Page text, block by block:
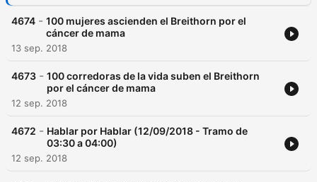
4674 - 100 mujeres ascienden el Breithorn por el
cáncer de mama
13 sep. 2018
4673 - 100 corredoras de la vida suben el Breithorn
por el cáncer de mama
12 sep. 2018
4672 - Hablar por Hablar (12/09/2018 - Tramo de
03:30 a 04:00)
12 sep. 2018